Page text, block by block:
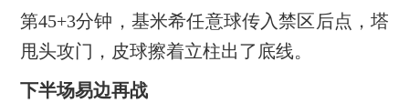
第45+3分钟，基米希任意球传入禁区后点，塔
甩头攻门，皮球擦着立柱出了底线。
下半场易边再战